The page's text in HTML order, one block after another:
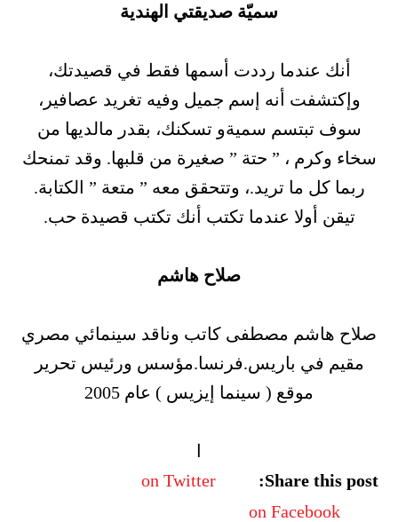
سميّة صديقتي الهندية
أنك عندما رددت أسمها فقط في قصيدتك،
وإكتشفت أنه إسم جميل وفيه تغريد عصافير،
سوف تبتسم سميةو تسكنك، بقدر مالديها من
سخاء وكرم ، ” حتة ” صغيرة من قلبها. وقد تمنحك
ربما كل ما تريد.، وتتحقق معه ” متعة ” الكتابة.
تيقن أولا عندما تكتب أنك تكتب قصيدة حب.
صلاح هاشم
صلاح هاشم مصطفى كاتب وناقد سينمائي مصري
مقيم في باريس.فرنسا.مؤسس ورئيس تحرير
موقع ( سينما إيزيس ) عام 2005
Share this post:
on Twitter
on Facebook